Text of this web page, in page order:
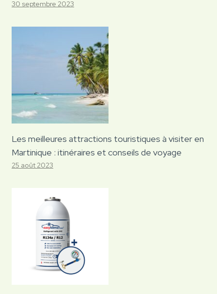
30 septembre 2023
Les meilleures attractions touristiques à visiter en
Martinique : itinéraires et conseils de voyage
25 août 2023